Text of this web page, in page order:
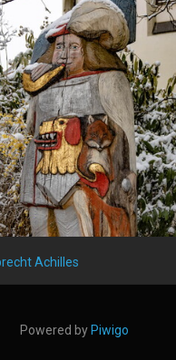
Achilles
Powered by Piwigo